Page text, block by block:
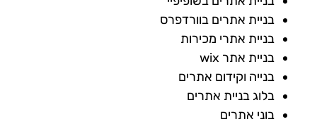
בניית אתרים בוורדפרס
בניית אתרי מכירות
בניית אתר wix
בנייה וקידום אתרים
בלוג בניית אתרים
בוני אתרים